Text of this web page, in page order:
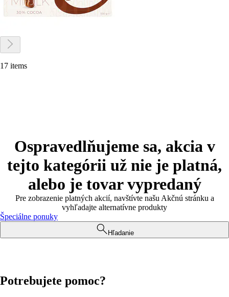
17 items
Ospravedlňujeme sa, akcia v
tejto kategórii už nie je platná,
alebo je tovar vypredaný
Pre zobrazenie platných akcií, navštívte našu Akčnú stránku a
vyhľadajte alternatívne produkty
Špeciálne ponuky
Hľadanie
Potrebujete pomoc?